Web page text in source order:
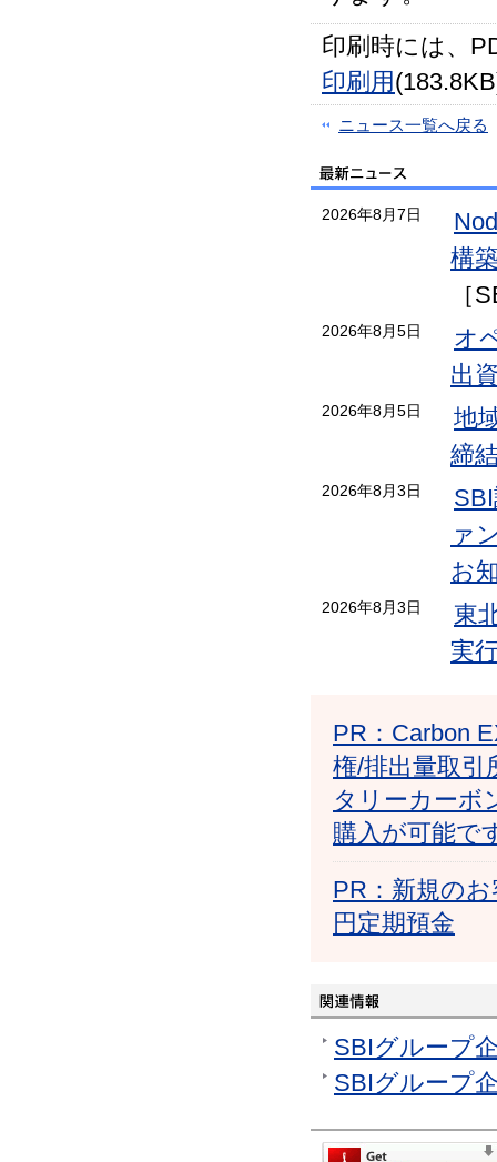
印刷時には、
印刷用
ニュース一覧へ戻る
2026年8月7日
構
［
2026年8月5日
オ
出
2026年8月5日
地
締
2026年8月3日
ァ
お
2026年8月3日
東
実
PR：Carbon
権/排出量取引
タリーカーボ
購入が可能で
PR：新規の
円定期預金
SBIグループ
SBIグループ